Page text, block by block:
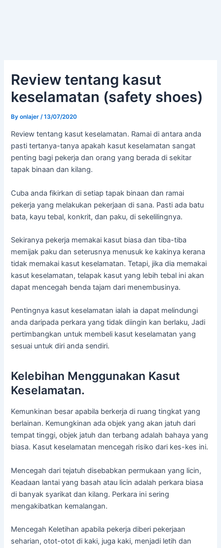
Review tentang kasut
keselamatan (safety shoes)
Byonlajer /13/07/2020
Review tentang kasut keselamatan. Ramai di antara anda
pasti tertanya-tanya apakah kasut keselamatan sangat
penting bagi pekerja dan orang yang berada di sekitar
tapak binaan dan kilang.
Cuba anda fikirkan di setiap tapak binaan dan ramai
pekerja yang melakukan pekerjaan di sana. Pasti ada batu
bata, kayu tebal, konkrit, dan paku, di sekelilingnya.
Sekiranya pekerja memakai kasut biasa dan tiba-tiba
memijak paku dan seterusnya menusuk ke kakinya kerana
tidak memakai kasut keselamatan. Tetapi, jika dia memakai
kasut keselamatan, telapak kasut yang lebih tebal ini akan
dapat mencegah benda tajam dari menembusinya.
Pentingnya kasut keselamatan ialah ia dapat melindungi
anda daripada perkara yang tidak diingin kan berlaku, Jadi
pertimbangkan untuk membeli kasut keselamatan yang
sesuai untuk diri anda sendiri.
Kelebihan Menggunakan Kasut
Keselamatan.
Kemunkinan besar apabila berkerja di ruang tingkat yang
berlainan. Kemungkinan ada objek yang akan jatuh dari
tempat tinggi, objek jatuh dan terbang adalah bahaya yang
biasa. Kasut keselamatan mencegah risiko dari kes-kes ini.
Mencegah dari tejatuh disebabkan permukaan yang licin,
Keadaan lantai yang basah atau licin adalah perkara biasa
di banyak syarikat dan kilang. Perkara ini sering
mengakibatkan kemalangan.
Mencegah Keletihan apabila pekerja diberi pekerjaan
seharian, otot-otot di kaki, juga kaki, menjadi letih dan